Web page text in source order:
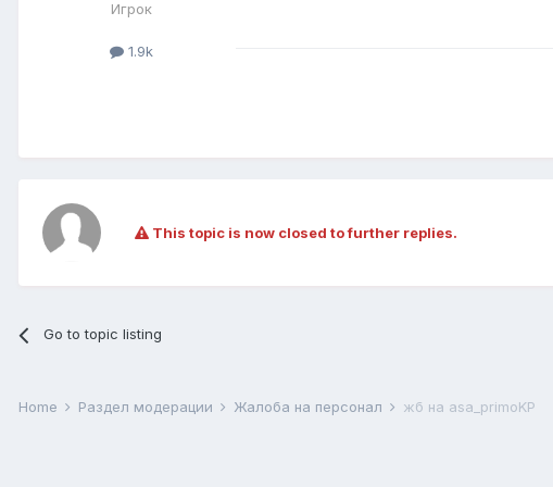
Игрок
1.9k
This topic is now closed to further replies.
Go to topic listing
Home Раздел модерации Жалоба на персонал жб на asa_primoKP